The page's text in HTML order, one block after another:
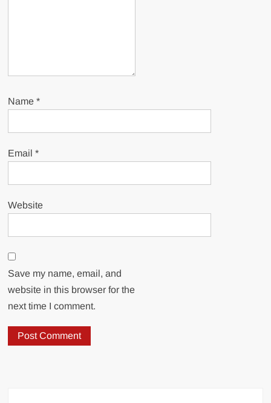
Name*
Email*
Website
Save my name, email, and
website in this browser for the
next time I comment.